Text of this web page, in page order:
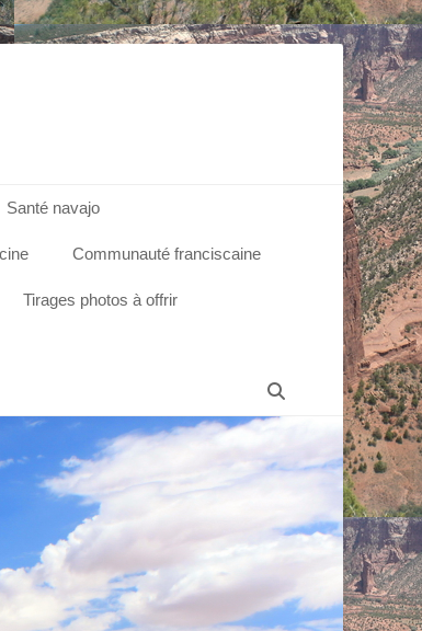
Santé navajo
Communauté franciscaine
Tirages photos à offrir
Recherche